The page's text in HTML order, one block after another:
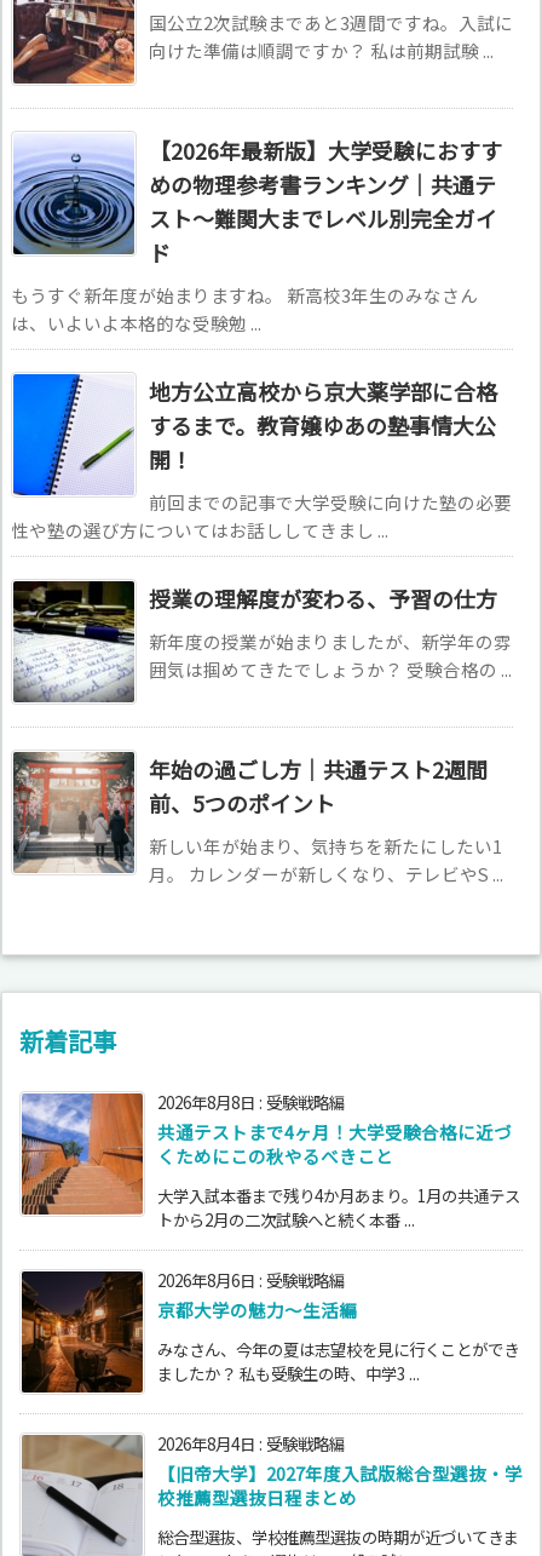
国公立2次試験まであと3週間ですね。入試に
向けた準備は順調ですか？ 私は前期試験 ...
【2026年最新版】大学受験におすす
めの物理参考書ランキング｜共通テ
スト〜難関大までレベル別完全ガイ
ド
もうすぐ新年度が始まりますね。 新高校3年生のみなさん
は、いよいよ本格的な受験勉 ...
地方公立高校から京大薬学部に合格
するまで。教育嬢ゆあの塾事情大公
開！
前回までの記事で大学受験に向けた塾の必要
性や塾の選び方についてはお話ししてきまし ...
授業の理解度が変わる、予習の仕方
新年度の授業が始まりましたが、新学年の雰
囲気は掴めてきたでしょうか？ 受験合格の ...
年始の過ごし方｜共通テスト2週間
前、5つのポイント
新しい年が始まり、気持ちを新たにしたい1
月。 カレンダーが新しくなり、テレビやS ...
新着記事
2026年8月8日 : 受験戦略編
共通テストまで4ヶ月！大学受験合格に近づ
くためにこの秋やるべきこと
大学入試本番まで残り4か月あまり。1月の共通テス
トから2月の二次試験へと続く本番 ...
2026年8月6日 : 受験戦略編
京都大学の魅力～生活編
みなさん、今年の夏は志望校を見に行くことができ
ましたか？ 私も受験生の時、中学3 ...
2026年8月4日 : 受験戦略編
【旧帝大学】2027年度入試版総合型選抜・学
校推薦型選抜日程まとめ
総合型選抜、学校推薦型選抜の時期が近づいてきま